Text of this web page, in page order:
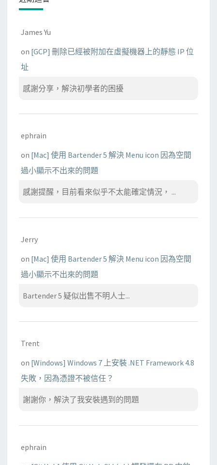
James Yu
on [GCP] 刪除已經被附加在虛擬機器上的靜態 IP 位
址
感謝分享，解決初學者的困擾
ephrain
on [Mac] 使用 Bartender 5 解決 Menu icon 因為空間
過小顯示不出來的問題
感謝提醒，目前看來似乎不太能確定情況， ...
Jerry
on [Mac] 使用 Bartender 5 解決 Menu icon 因為空間
過小顯示不出來的問題
Bartender 5 疑似出售不明人士...
Trent
on [Windows] Windows 7 上安裝 .NET Framework 4.8
失敗，因為憑證不被信任？
謝謝你，解決了我安裝遇到的問題
ephrain